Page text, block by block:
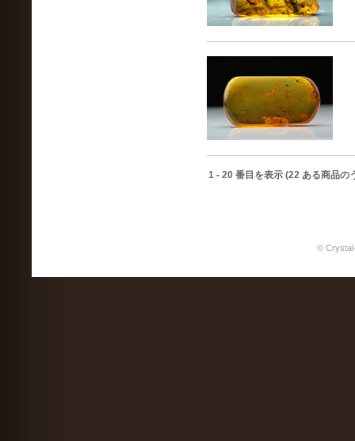
1 - 20 番目を表示 (22 ある商品の
©